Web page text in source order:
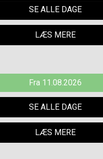
SE ALLE DAGE
LÆS MERE
Fra 11.08.2026
SE ALLE DAGE
LÆS MERE